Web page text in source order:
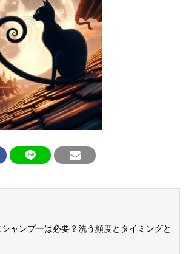
ャンプーは必要？洗う頻度とタイミングと